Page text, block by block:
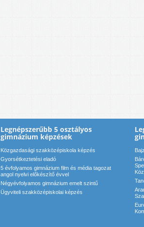
Legnépszerűbb 5 osztályos
gimnázium képzések
Közgazdasági szakközépiskola képzés
Gyorsétkeztetési eladó
5 évfolyamos gimnázium film és média tagozat
angol nyelvi előkészítő évvel
Négyévfolyamos gimnázium emelt szintű
Ügyviteli szakközépiskolai képzés